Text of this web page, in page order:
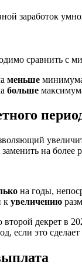
заработок
сравнить с
меньше
больше
на более
на годы,
к увеличению
декрет в
если это